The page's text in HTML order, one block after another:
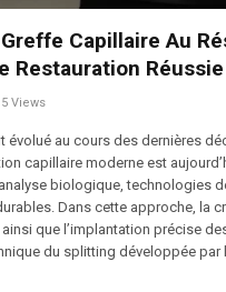
Capillaire Au
Restauration Réussie
5 Views
au cours des dernières
capillaire moderne est
biologique, technologies
Dans cette approche, la
que l’implantation précise
du splitting développée par